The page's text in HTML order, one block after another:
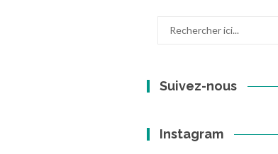
Suivez-nous
Instagram